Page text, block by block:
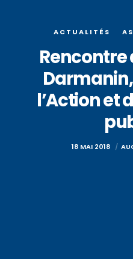
ACTUALITÉS
Rencontre
l’Action et
18 MAI 2018